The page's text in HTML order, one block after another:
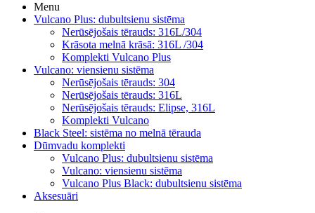
Menu
Vulcano Plus: dubultsienu sistēma
Nerūsējošais tērauds: 316L/304
Krāsota melnā krāsā: 316L /304
Komplekti Vulcano Plus
Vulcano: viensienu sistēma
Nerūsējošais tērauds: 304
Nerūsējošais tērauds: 316L
Nerūsējošais tērauds: Elipse, 316L
Komplekti Vulcano
Black Steel: sistēma no melnā tērauda
Dūmvadu komplekti
Vulcano Plus: dubultsienu sistēma
Vulcano: viensienu sistēma
Vulcano Plus Black: dubultsienu sistēma
Aksesuāri